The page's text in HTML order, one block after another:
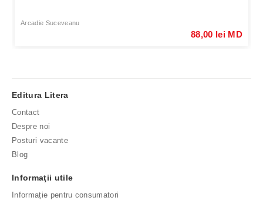
Arcadie Suceveanu
88,00 lei MD
Editura Litera
Contact
Despre noi
Posturi vacante
Blog
Informaţii utile
Informație pentru consumatori